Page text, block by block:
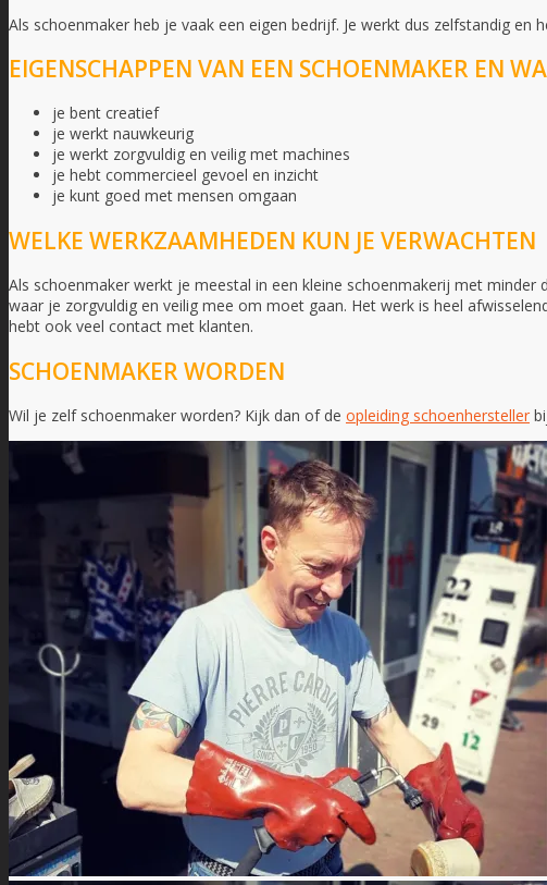
Als schoenmaker heb je vaak een eigen bedrijf. Je werkt dus zelfstandig
EIGENSCHAPPEN VAN EEN SCHOENMAKER EN
je bent creatief
je werkt nauwkeurig
je werkt zorgvuldig en veilig met machines
je hebt commercieel gevoel en inzicht
je kunt goed met mensen omgaan
WELKE WERKZAAMHEDEN KUN JE VERWACHTEN
Als schoenmaker werkt je meestal in een kleine schoenmakerij met minder
waar je zorgvuldig en veilig mee om moet gaan. Het werk is heel
hebt ook veel contact met klanten.
SCHOENMAKER WORDEN
Wil je zelf schoenmaker worden? Kijk dan of de opleiding schoenhersteller